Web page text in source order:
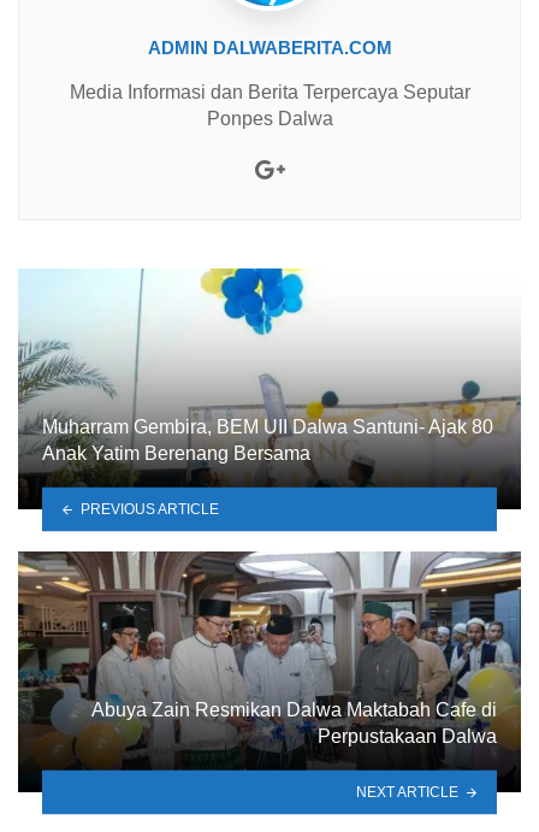
ADMIN DALWABERITA.COM
Media Informasi dan Berita Terpercaya Seputar
Ponpes Dalwa
Google+
Muharram Gembira, BEM UII Dalwa Santuni- Ajak 80
Anak Yatim Berenang Bersama
PREVIOUS ARTICLE
Abuya Zain Resmikan Dalwa Maktabah Cafe di
Perpustakaan Dalwa
NEXT ARTICLE